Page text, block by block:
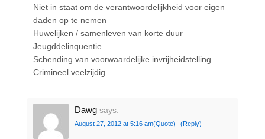
Niet in staat om de verantwoordelijkheid voor eigen
daden op te nemen
Huwelijken / samenleven van korte duur
Jeugddelinquentie
Schending van voorwaardelijke invrijheidstelling
Crimineel veelzijdig
Dawg says:
August 27, 2012 at 5:16 am(Quote) (Reply)